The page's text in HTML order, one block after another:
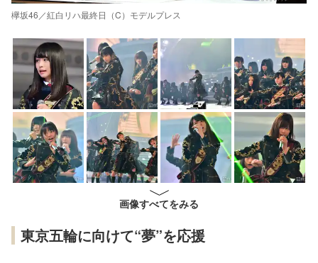
欅坂46／紅白リハ最終日（C）モデルプレス
画像すべてをみる
東京五輪に向けて“夢”を応援